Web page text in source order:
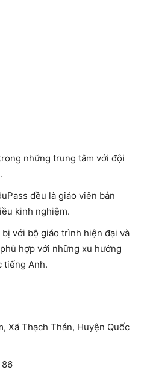
những trung tâm với đội
đều là giáo viên bản
kinh nghiệm.
với bộ giáo trình hiện đại và
hợp với những xu hướng
tiếng Anh.
Xã Thạch Thán, Huyện Quốc